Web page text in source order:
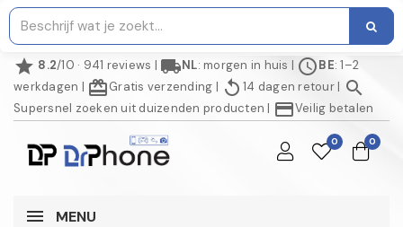
star 8.2/10 · 941 reviews | local_shippingNL: morgen in huis | scheduleBE: 1–2
werkdagen | redeemGratis verzending | replay 14 dagen retour| search
Supersnel zoeken uit duizenden producten | credit_cardVeilig betalen
0 0
MENU